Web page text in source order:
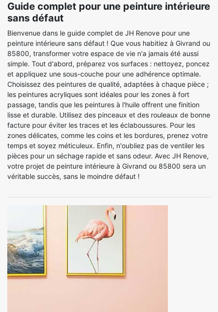
Guide complet pour une peinture intérieure
sans défaut
Bienvenue dans le guide complet de JH Renove pour une
peinture intérieure sans défaut ! Que vous habitiez à Givrand ou
85800, transformer votre espace de vie n'a jamais été aussi
simple. Tout d'abord, préparez vos surfaces : nettoyez, poncez
et appliquez une sous-couche pour une adhérence optimale.
Choisissez des peintures de qualité, adaptées à chaque pièce ;
les peintures acryliques sont idéales pour les zones à fort
passage, tandis que les peintures à l'huile offrent une finition
lisse et durable. Utilisez des pinceaux et des rouleaux de bonne
facture pour éviter les traces et les éclaboussures. Pour les
zones délicates, comme les coins et les bordures, prenez votre
temps et soyez méticuleux. Enfin, n'oubliez pas de ventiler les
pièces pour un séchage rapide et sans odeur. Avec JH Renove,
votre projet de peinture intérieure à Givrand ou 85800 sera un
véritable succès, sans le moindre défaut !